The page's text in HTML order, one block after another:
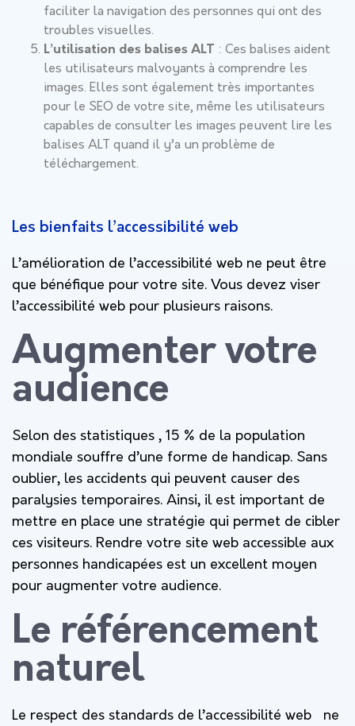
faciliter la navigation des personnes qui ont des
troubles visuelles.
L’utilisation des balises ALT : Ces balises aident
les utilisateurs malvoyants à comprendre les
images. Elles sont également très importantes
pour le SEO de votre site, même les utilisateurs
capables de consulter les images peuvent lire les
balises ALT quand il y’a un problème de
téléchargement.
Les bienfaits l’accessibilité web
L’amélioration de l’accessibilité web ne peut être
que bénéfique pour votre site. Vous devez viser
l’accessibilité web pour plusieurs raisons.
Augmenter votre
audience
Selon des statistiques , 15 % de la population
mondiale souffre d’une forme de handicap. Sans
oublier, les accidents qui peuvent causer des
paralysies temporaires. Ainsi, il est important de
mettre en place une stratégie qui permet de cibler
ces visiteurs. Rendre votre site web accessible aux
personnes handicapées est un excellent moyen
pour augmenter votre audience.
Le référencement
naturel
Le respect des standards de l’accessibilité web ne